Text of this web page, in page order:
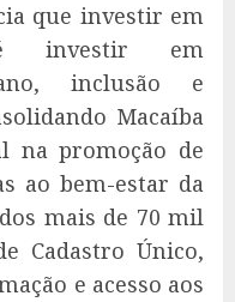
que investir em
investir em
inclusão e
Macaíba
na promoção de
ao bem-estar da
mais de 70 mil
Cadastro Único,
e acesso aos